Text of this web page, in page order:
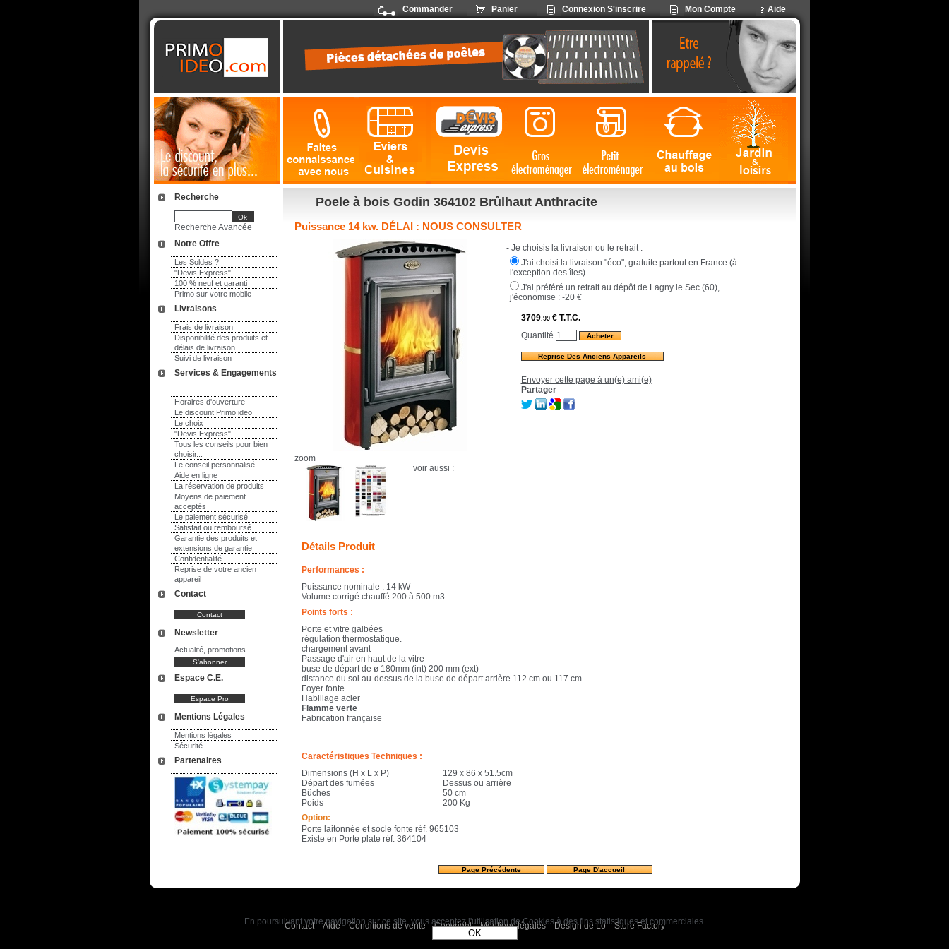
Aide
Mon Compte
Connexion S'inscrire
Panier
Commander
Notre Offre
Les Soldes ?
"Devis Express"
100 % neuf et garanti
Primo sur votre mobile
Livraisons
Frais de livraison
Disponibilité des produits et
délais de livraison
Suivi de livraison
Services & Engagements
Horaires d'ouverture
Le discount Primo ideo
Le choix
"Devis Express"
Tous les conseils pour bien
choisir...
Le conseil personnalisé
Aide en ligne
La réservation de produits
Moyens de paiement
acceptés
Le paiement sécurisé
Satisfait ou remboursé
Garantie des produits et
extensions de garantie
Confidentialité
Reprise de votre ancien
appareil
Recherche
Recherche Avancée
Contact
Newsletter
Actualité, promotions...
Espace C.E.
Mentions Légales
Mentions légales
Sécurité
Partenaires
Poele à bois Godin 364102 Brûlhaut Anthracite
Puissance 14 kw. DÉLAI : NOUS CONSULTER
zoom
voir aussi :
- Je choisis la livraison ou le retrait :
J'ai choisi la livraison "éco", gratuite partout en France (à
l'exception des îles)
J'ai préféré un retrait au dépôt de Lagny le Sec (60),
j'économise :-20 €
3709.99€ T.T.C.
Quantité
Reprise Des Anciens Appareils
Envoyer cette page à un(e) ami(e)
Partager
Détails Produit
Performances :
Puissance nominale : 14 kW
Volume corrigé chauffé 200 à 500 m3.
Points forts :
Porte et vitre galbées
régulation thermostatique.
chargement avant
Passage d'air en haut de la vitre
buse de départ de ø 180mm (int) 200 mm (ext)
distance du sol au-dessus de la buse de départ arrière 112 cm ou 117 cm
Foyer fonte.
Habillage acier
Flamme verte
Fabrication française
Caractéristiques Techniques :
Dimensions (H x L x P)
Départ des fumées
Bûches
Poids
129 x 86 x 51.5cm
Dessus ou arrière
50 cm
200 Kg
Option:
Porte laitonnée et socle fonte réf. 965103
Existe en Porte plate réf. 364104
Contact Aide Conditions de vente Copyright Mentions légales Design de Lo Store Factory
En poursuivant votre navigation sur ce site, vous acceptez l'utilisation de Cookies à des fins statistiques et commerciales.
OK